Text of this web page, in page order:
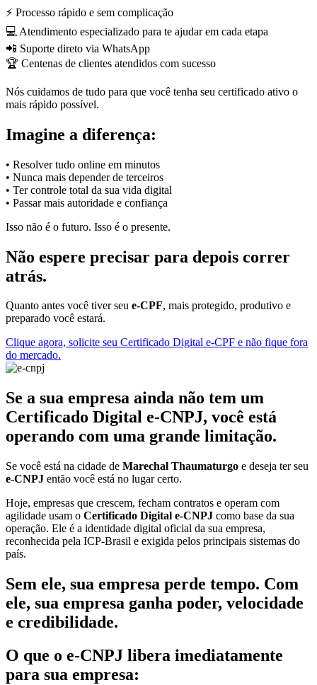
⚡ Processo rápido e sem complicação
💻 Atendimento especializado para te ajudar em cada etapa
📲 Suporte direto via WhatsApp
🏆 Centenas de clientes atendidos com sucesso
Nós cuidamos de tudo para que você tenha seu certificado ativo o
mais rápido possível.
Imagine a diferença:
• Resolver tudo online em minutos
• Nunca mais depender de terceiros
• Ter controle total da sua vida digital
• Passar mais autoridade e confiança
Isso não é o futuro. Isso é o presente.
Não espere precisar para depois correr
atrás.
Quanto antes você tiver seu e-CPF, mais protegido, produtivo e
preparado você estará.
Clique agora, solicite seu Certificado Digital e-CPF e não fique fora
do mercado.
Se a sua empresa ainda não tem um
Certificado Digital e-CNPJ, você está
operando com uma grande limitação.
Se você está na cidade de Marechal Thaumaturgo e deseja ter seu
e-CNPJ então você está no lugar certo.
Hoje, empresas que crescem, fecham contratos e operam com
agilidade usam o Certificado Digital e-CNPJ como base da sua
operação. Ele é a identidade digital oficial da sua empresa,
reconhecida pela ICP-Brasil e exigida pelos principais sistemas do
país.
Sem ele, sua empresa perde tempo. Com
ele, sua empresa ganha poder, velocidade
e credibilidade.
O que o e-CNPJ libera imediatamente
para sua empresa: